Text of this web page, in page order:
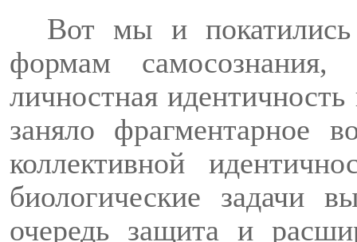
Вот мы и
формам самосознания,
личностная идентичность
заняло фрагментарное
коллективной
биологические задачи
очередь защита и